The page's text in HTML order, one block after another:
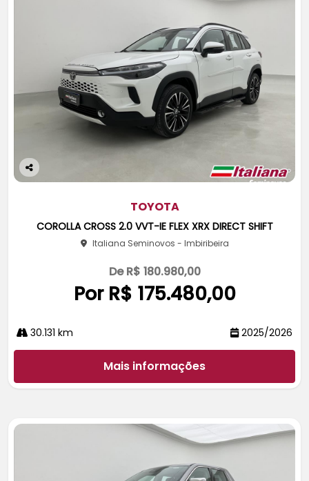
Co
TOYOTA
COROLLA CROSS 2.0 VVT-IE FLEX XRX DIRECT SHIFT
Italiana Seminovos - Imbiribeira
De R$ 180.980,00
Por R$ 175.480,00
30.131 km 2025/2026
Mais informações